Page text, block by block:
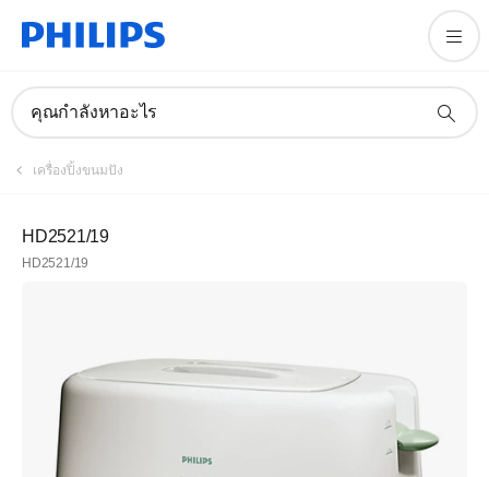
คุณกำลังหาอะไร
เครื่องปิ้งขนมปัง
HD2521/19
HD2521/19